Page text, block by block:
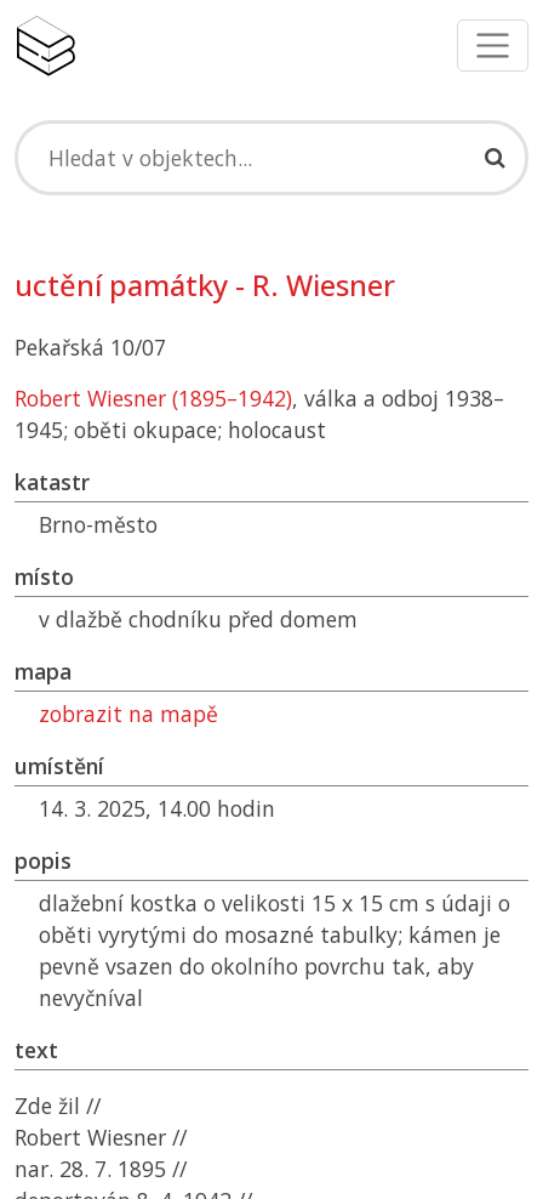
uctění památky - R. Wiesner
Pekařská 10/07
Robert Wiesner (1895–1942), válka a odboj 1938–
1945; oběti okupace; holocaust
katastr
Brno-město
místo
v dlažbě chodníku před domem
mapa
zobrazit na mapě
umístění
14. 3. 2025, 14.00 hodin
popis
dlažební kostka o velikosti 15 x 15 cm s údaji o
oběti vyrytými do mosazné tabulky; kámen je
pevně vsazen do okolního povrchu tak, aby
nevyčníval
text
Zde žil //
Robert Wiesner //
nar. 28. 7. 1895 //